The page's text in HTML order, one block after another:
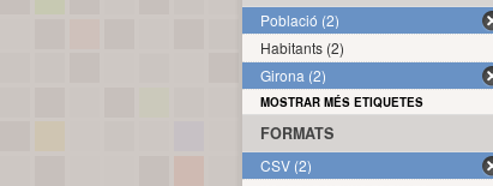
Població (2)
Habitants (2)
Girona (2)
MOSTRAR MÉS ETIQUETES
FORMATS
CSV (2)